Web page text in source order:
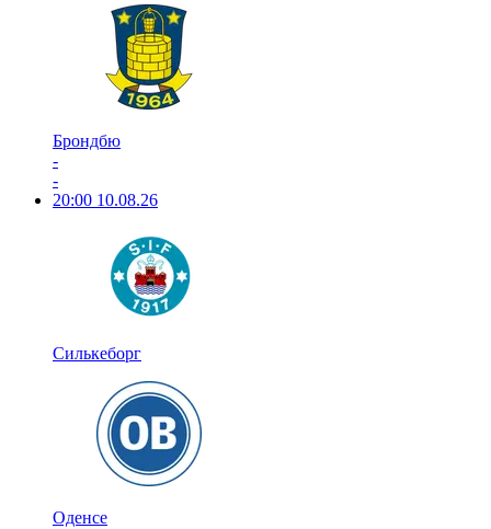
Брондбю
-
-
20:00 10.08.26
Силькеборг
Оденсе